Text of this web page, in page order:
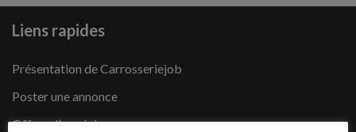
Liens rapides
Présentation de Carrosseriejob
Poster une annonce
Offres d’emploi